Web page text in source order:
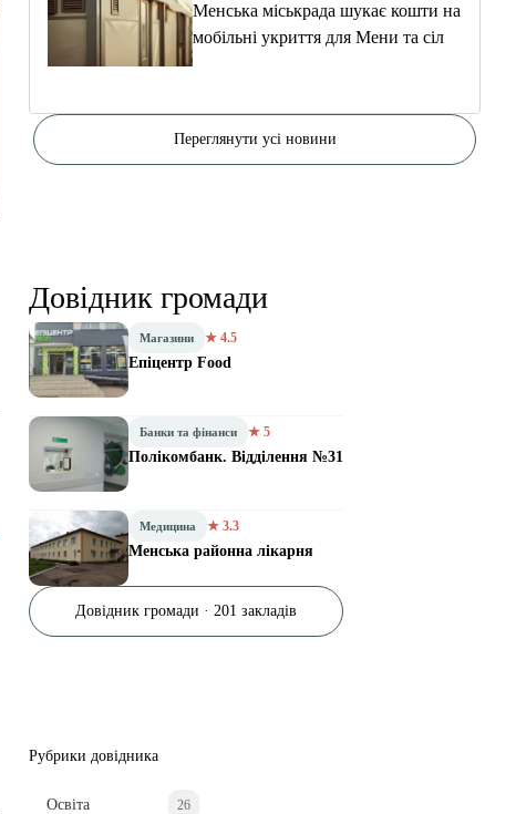
Менська міськрада шукає кошти на
мобільні укриття для Мени та сіл
Переглянути усі новини
Довідник громади
Магазини ★ 4.5
Епіцентр Food
Банки та фінанси ★ 5
Полікомбанк. Відділення №31
Медицина ★ 3.3
Менська районна лікарня
Довідник громади · 201 закладів
Рубрики довідника
Освіта 26